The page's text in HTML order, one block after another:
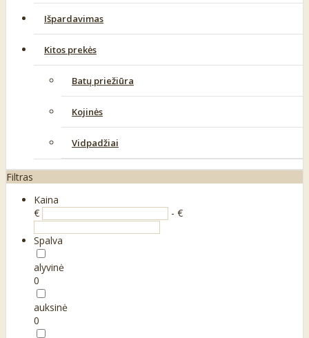
Išpardavimas
Kitos prekės
Batų priežiūra
Kojinės
Vidpadžiai
Filtras
Kaina
€
- €
Spalva
alyvinė
0
auksinė
0